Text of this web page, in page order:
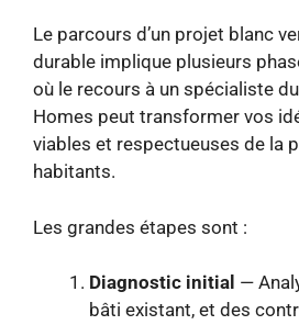
Le parcours d’un projet blanc
durable implique plusieurs
où le recours à un spécialiste
Homes peut transformer vos
viables et respectueuses de la
habitants.
Les grandes étapes sont :
Diagnostic initial —
bâti existant, et des